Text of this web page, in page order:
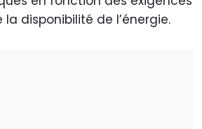
disponibilité de l’énergie.